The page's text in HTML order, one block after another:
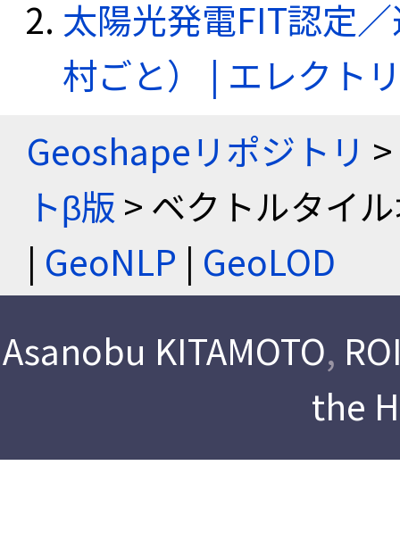
太陽光発電FIT認定
村ごと） | エレクト
Geoshapeリポジトリ >
トβ版 > ベクトルタイ
| GeoNLP | GeoLOD
Asanobu KITAMOTO,
the